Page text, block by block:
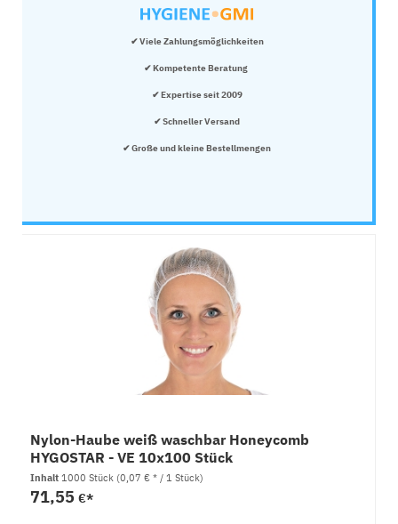
✔ Viele Zahlungsmöglichkeiten
✔ Kompetente Beratung
✔ Expertise seit 2009
✔ Schneller Versand
✔ Große und kleine Bestellmengen
Nylon-Haube weiß waschbar Honeycomb
HYGOSTAR - VE 10x100 Stück
Inhalt1000 Stück (0,07 € * / 1 Stück)
71,55€*